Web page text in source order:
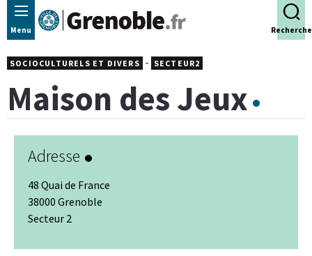
Panneau de gestion des cookies
Menu Recherche
Maison des Jeux
SOCIOCULTURELS ET DIVERS - SECTEUR2
Adresse
48 Quai de France
38000 Grenoble
Secteur 2